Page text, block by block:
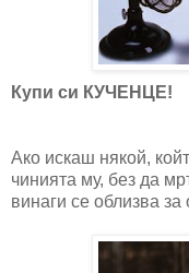
Купи си КУЧЕНЦЕ!
Ако искаш някой,
чинията му, без да
винаги се облизва за